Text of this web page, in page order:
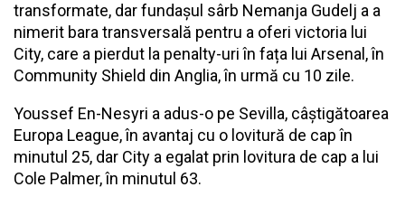
transformate, dar fundașul sârb Nemanja Gudelj a a
nimerit bara transversală pentru a oferi victoria lui
City, care a pierdut la penalty-uri în fața lui Arsenal, în
Community Shield din Anglia, în urmă cu 10 zile.
Youssef En-Nesyri a adus-o pe Sevilla, câștigătoarea
Europa League, în avantaj cu o lovitură de cap în
minutul 25, dar City a egalat prin lovitura de cap a lui
Cole Palmer, în minutul 63.